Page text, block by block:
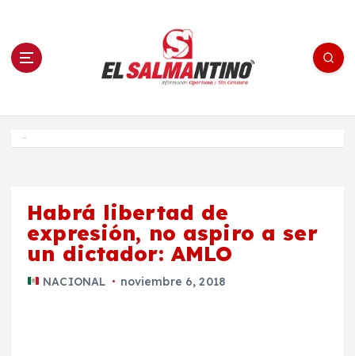
n El Salmantino - medios/noticias/editorial
Habrá libertad de
expresión, no aspiro a ser
un dictador: AMLO
NACIONAL noviembre 6, 2018